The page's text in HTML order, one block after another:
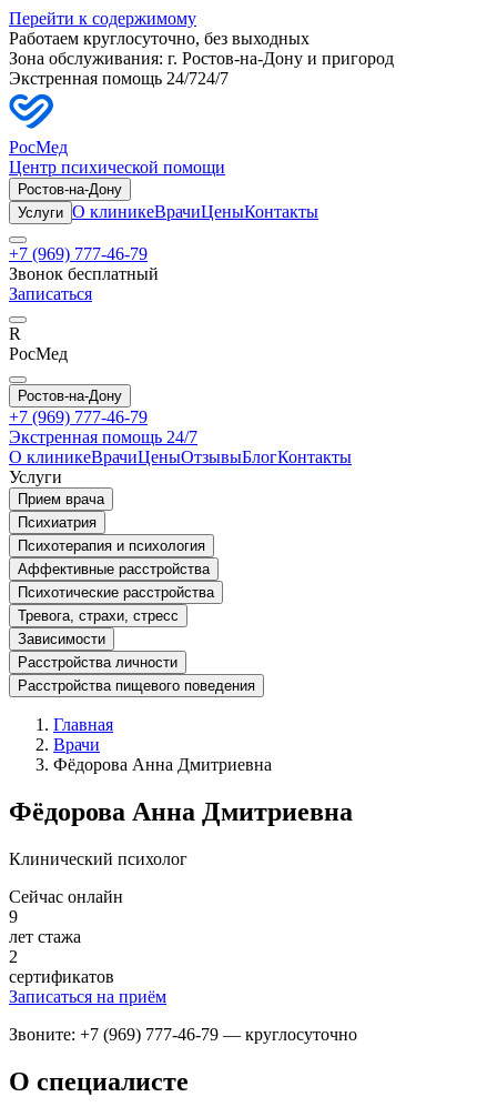
Перейти к содержимому
Работаем круглосуточно, без выходных
Зона обслуживания: г. Ростов-на-Дону и пригород
Экстренная помощь 24/724/7
РосМед
Центр психической помощи
Ростов-на-Дону
Услуги О клиникеВрачиЦеныКонтакты
+7 (969) 777-46-79
Звонок бесплатный
Записаться
R
РосМед
Ростов-на-Дону
+7 (969) 777-46-79
Экстренная помощь 24/7
О клиникеВрачиЦеныОтзывыБлогКонтакты
Услуги
Прием врача
Психиатрия
Психотерапия и психология
Аффективные расстройства
Психотические расстройства
Тревога, страхи, стресс
Зависимости
Расстройства личности
Расстройства пищевого поведения
Главная
Врачи
Фёдорова Анна Дмитриевна
Фёдорова Анна Дмитриевна
Клинический психолог
Сейчас онлайн
9
лет стажа
2
сертификатов
Записаться на приём
Звоните: +7 (969) 777-46-79 — круглосуточно
О специалисте